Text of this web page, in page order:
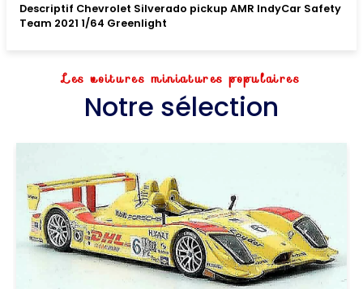
Descriptif Chevrolet Silverado pickup AMR IndyCar Safety
Team 2021 1/64 Greenlight
Les voitures miniatures populaires
Notre sélection